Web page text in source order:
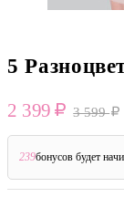
5
2 399 3 599
239бонусов будет